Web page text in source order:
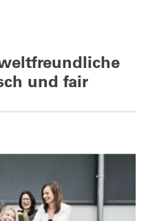
und fair